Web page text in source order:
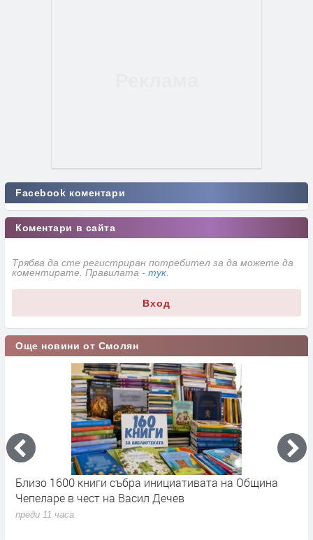
Facebook коментари
Коментари в сайта
Трябва да сте регистриран потребител за да можете да
коментирате. Правилата - тук
Вход
Още новини от Смолян
Близо 1600 книги събра инициативата на Община
Чепеларе в чест на Васил Дечев
преди 11 часа